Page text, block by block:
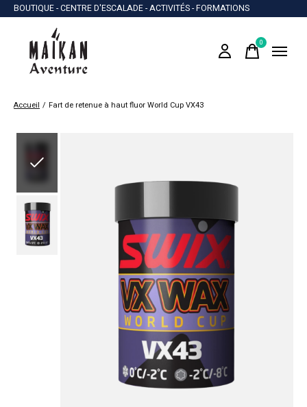
BOUTIQUE - CENTRE D'ESCALADE - ACTIVITÉS - FORMATIONS
0items
Accueil / Fart de retenue à haut fluor World Cup VX43